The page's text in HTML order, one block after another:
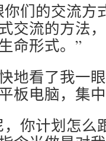
你们的交流方
交流的方法
命形式。”
地看了我一
板电脑，集中
，你计划怎么